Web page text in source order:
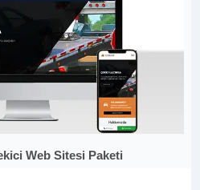
Web Sitesi Paketi